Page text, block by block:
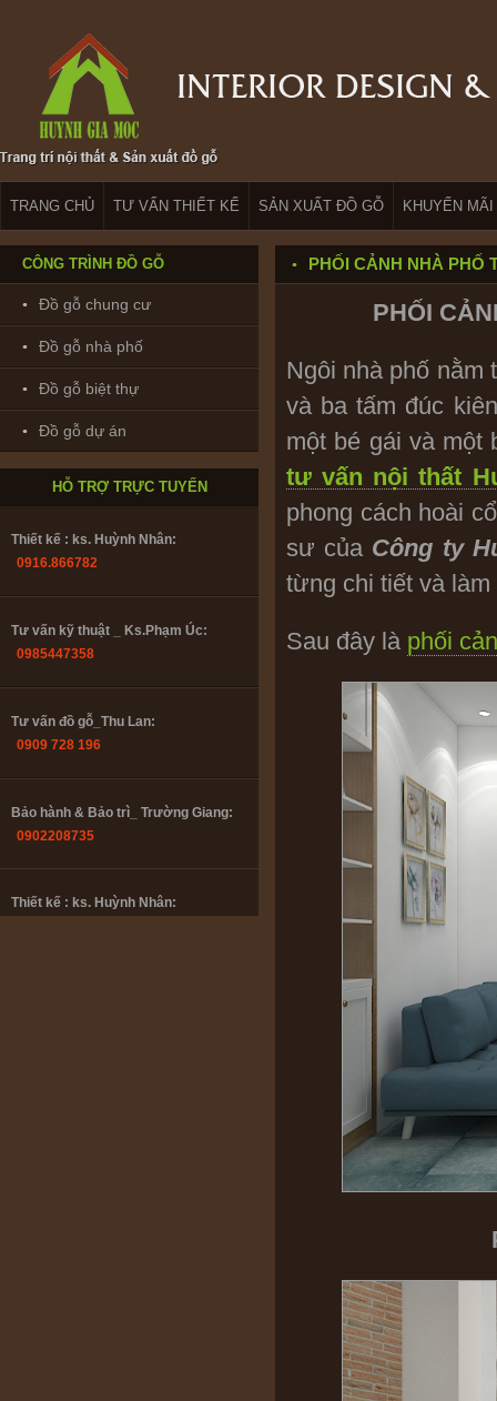
TRANG CHỦ TƯ VẤN THIẾT KẾ SẢN XUẤT ĐỒ GỖ KHUYẾN
CÔNG TRÌNH ĐỒ GỖ
Đồ gỗ chung cư
Đồ gỗ nhà phố
Đồ gỗ biệt thự
Đồ gỗ dự án
HỖ TRỢ TRỰC TUYẾN
Bảo hành & Bảo trì_ Trường Giang:
0902208735
Thiết kế : ks. Huỳnh Nhân:
0916.866782
Tư vấn kỹ thuật _ Ks.Phạm Úc:
0985447358
Tư vấn đồ gỗ_Thu Lan:
0909 728 196
Bảo hành & Bảo trì_ Trường Giang:
0902208735
Thiết kế : ks. Huỳnh Nhân:
PHỐI CẢNH NHÀ PHỐ
PHỐI
Ngôi nhà phố nằm
và ba tấm đúc
một bé gái và
tư vấn nội thất
phong cách hoài
sư của Công ty
từng chi tiết và
Sau đây là phối